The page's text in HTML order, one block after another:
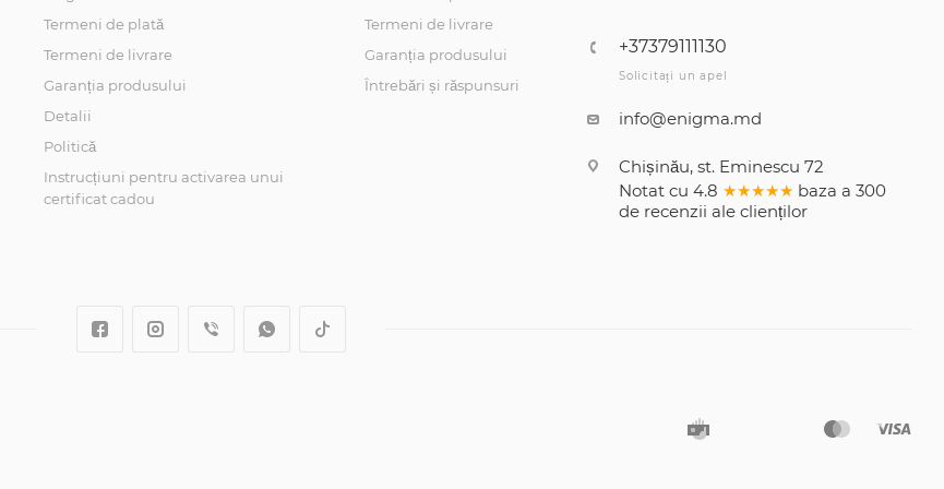
Termeni de plată
Termeni de livrare
Garanția produsului
Detalii
Politică
Instrucțiuni pentru activarea unui
certificat cadou
Termeni de livrare
Garanția produsului
Întrebări și răspunsuri
+37379111130
Solicitați un apel
info@enigma.md
Chișinău, st. Eminescu 72
Notat cu 4.8 ★★★★★ baza a 300
de recenzii ale clienților